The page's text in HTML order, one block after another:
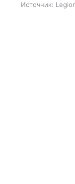
Источник: